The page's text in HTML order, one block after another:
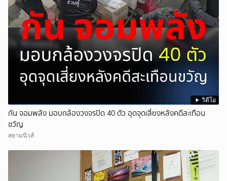
วิดีโอ
กัน จอมพลัง มอบกล้องวงจรปิด 40 ตัว อุดจุดเสี่ยงหลังคดีสะเทือน
ขวัญ
สยามนิวส์